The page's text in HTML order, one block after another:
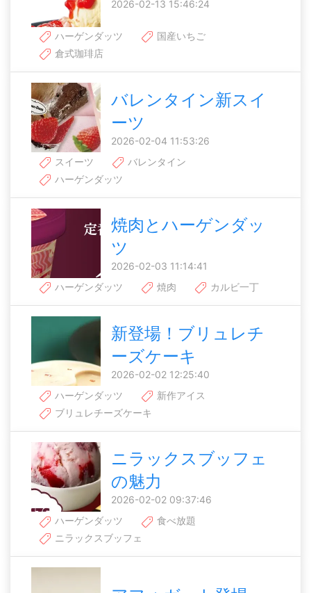
2026-02-13 15:46:24
ハーゲンダッツ
国産いちご
倉式珈琲店
バレンタイン新スイ
ーツ
2026-02-04 11:53:26
スイーツ
バレンタイン
ハーゲンダッツ
焼肉とハーゲンダッ
ツ
2026-02-03 11:14:41
ハーゲンダッツ
焼肉 カルビ一丁
新登場！ブリュレチ
ーズケーキ
2026-02-02 12:25:40
ハーゲンダッツ
新作アイス
ブリュレチーズケーキ
ニラックスブッフェ
の魅力
2026-02-02 09:37:46
ハーゲンダッツ
食べ放題
ニラックスブッフェ